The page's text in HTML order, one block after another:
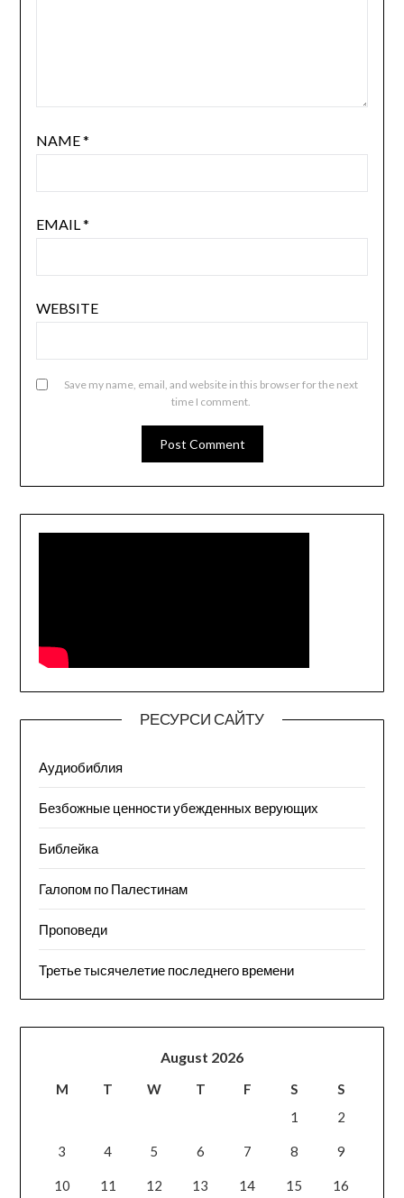
NAME*
EMAIL *
WEBSITE
Save my name, email, and website in this browser for the next
time I comment.
РЕСУРСИ САЙТУ
Аудиобиблия
Безбожные ценности убежденных верующих
Библейка
Галопом по Палестинам
Проповеди
Третье тысячелетие последнего времени
August 2026
M T W T F S
S
1
2
3 4 5 6 7 8 9
10 11 12 13 14 15 16